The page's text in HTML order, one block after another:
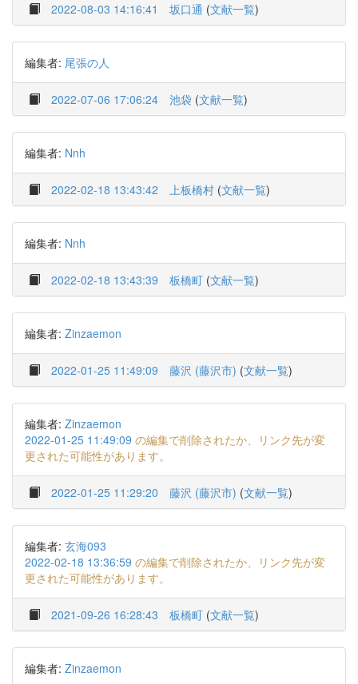
2022-08-03 14:16:41 坂口通 (文献一覧)
編集者: 尾張の人
2022-07-06 17:06:24 池袋 (文献一覧)
編集者: Nnh
2022-02-18 13:43:42 上板橋村 (文献一覧)
編集者: Nnh
2022-02-18 13:43:39 板橋町 (文献一覧)
編集者: Zinzaemon
2022-01-25 11:49:09 藤沢 (藤沢市) (文献一覧)
編集者: Zinzaemon
2022-01-25 11:49:09 の編集で削除されたか、リンク先が変
更された可能性があります。
2022-01-25 11:29:20 藤沢 (藤沢市) (文献一覧)
編集者: 玄海093
2022-02-18 13:36:59 の編集で削除されたか、リンク先が変
更された可能性があります。
2021-09-26 16:28:43 板橋町 (文献一覧)
編集者: Zinzaemon